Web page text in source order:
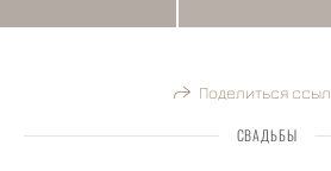
Поделиться
СВАДЬБЫ